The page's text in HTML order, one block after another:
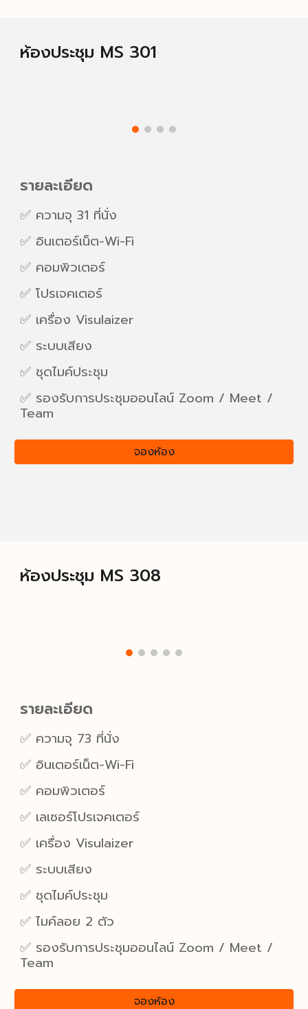
ห้องประชุม MS 301
รายละเอียด
✅ ความจุ31 ที่นั่ง
✅ อินเตอร์เน็ต-Wi-Fi
✅ คอมพิวเตอร์
✅โปรเจคเตอร์
✅ เครื่อง Visulaizer
✅ ระบบเสียง
✅ ชุดไมค์ประชุม
✅ รองรับการประชุมออนไลน์ Zoom / Meet /
Team
จองห้อง
ห้องประชุม MS 308
รายละเอียด
✅ ความจุ 73 ที่นั่ง
✅ อินเตอร์เน็ต-Wi-Fi
✅ คอมพิวเตอร์
✅ เลเซอร์โปรเจคเตอร์
✅ เครื่อง Visulaizer
✅ ระบบเสียง
✅ ชุดไมค์ประชุม
✅ ไมค์ลอย 2 ตัว
✅ รองรับการประชุมออนไลน์ Zoom / Meet /
Team
จองห้อง